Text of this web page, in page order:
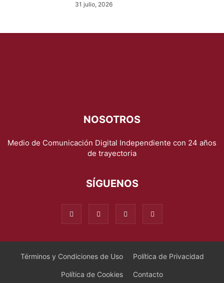
31 julio, 2026
NOSOTROS
Medio de Comunicación Digital Independiente con 24 años
de trayectoria
SÍGUENOS
Términos y Condiciones de Uso Política de Privacidad
Política de Cookies Contacto